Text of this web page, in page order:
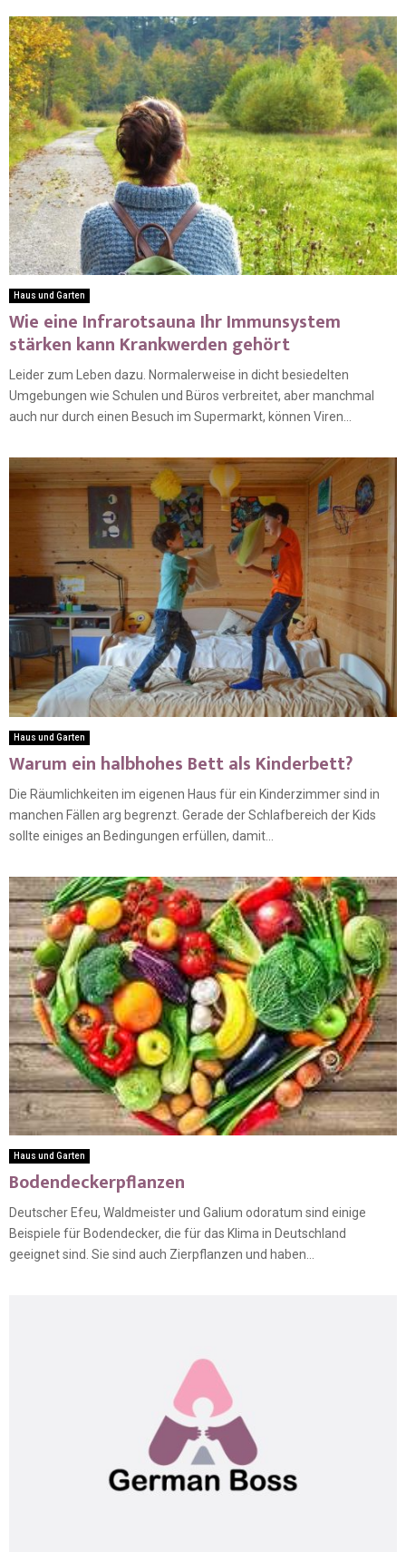
Haus und Garten
Wie eine Infrarotsauna Ihr Immunsystem
stärken kann Krankwerden gehört
Leider zum Leben dazu. Normalerweise in dicht besiedelten
Umgebungen wie Schulen und Büros verbreitet, aber manchmal
auch nur durch einen Besuch im Supermarkt, können Viren...
Haus und Garten
Warum ein halbhohes Bett als Kinderbett?
Die Räumlichkeiten im eigenen Haus für ein Kinderzimmer sind in
manchen Fällen arg begrenzt. Gerade der Schlafbereich der Kids
sollte einiges an Bedingungen erfüllen, damit...
Haus und Garten
Bodendeckerpflanzen
Deutscher Efeu, Waldmeister und Galium odoratum sind einige
Beispiele für Bodendecker, die für das Klima in Deutschland
geeignet sind. Sie sind auch Zierpflanzen und haben...